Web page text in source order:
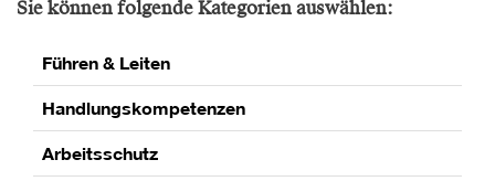
Sie können folgende Kategorien auswählen:
Führen & Leiten
Handlungskompetenzen
Arbeitsschutz